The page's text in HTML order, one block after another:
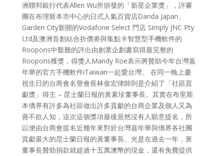
洲聯邦銀行代表Allen Wu所頒發的「新星企業獎」，評審
團在布理斯本市中心的日式人氣百貨店Danda Japan、
Garden City新開的Vodafone Select 門店 Simply JNC Pty
Ltd及澳洲首創結合折價劵與集點卡智慧型手機軟件的
Roopons中艱難的評出由創業企劃書寫得最完整的
Roopons獲獎，得獎人Mandy Roe表示將贊助今年台灣嘉
年華的官方手機軟件iTaiwan一起愛台灣。 在同一晚上慶
祝生日的台商會名譽會長林俊宏律師則是介紹了「社區貢
獻獎」得主 – 昆士蘭日報的黃素珍董事長。其實在布里斯
本僑界有許多為社區做出許多貢獻的台商企業及個人又為
善不欲人知，這次這個獎項最後居然沒有人願意提名，所
以便由台商會提名近幾年來對於台灣嘉年華與僑界各社團
貢獻最大的昆士蘭日報的黃董事長。光是在過去一年，黃
董事長贊助捐款就超過十五萬澳幣的現金，還有免費提供